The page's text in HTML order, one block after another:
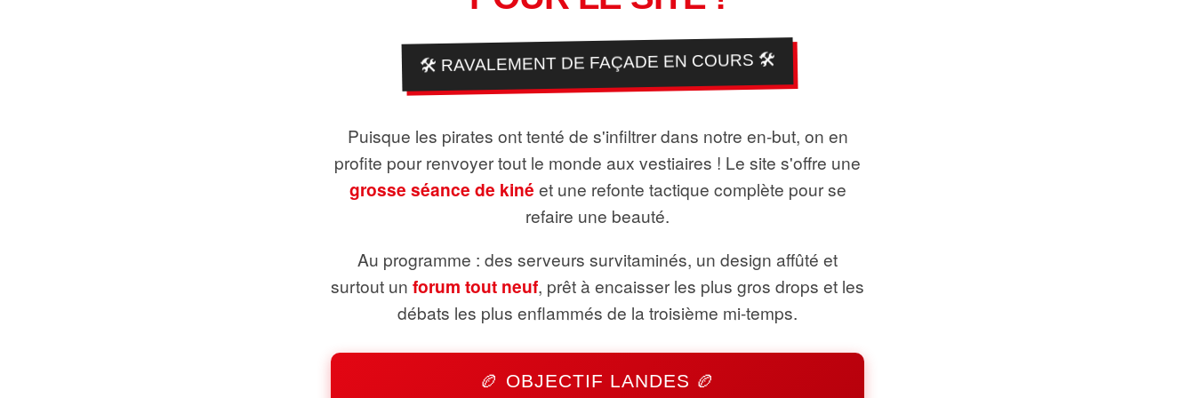
🛠️ RAVALEMENT DE FAÇADE EN COURS 🛠️
Puisque les pirates ont tenté de s'infiltrer dans notre en-but, on en
profite pour renvoyer tout le monde aux vestiaires ! Le site s'offre une
grosse séance de kiné et une refonte tactique complète pour se
refaire une beauté.
Au programme : des serveurs survitaminés, un design affûté et
surtout un forum tout neuf, prêt à encaisser les plus gros drops et les
débats les plus enflammés de la troisième mi-temps.
🏉 OBJECTIF LANDES 🏉